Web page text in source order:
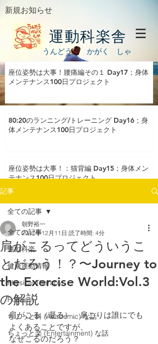
新規お知らせ
運動科楽舎
うんどう かがく しゃ
座位姿勢は大事！腰痛編その１ Day17；身体
メンテナンス100日プロジェクト
80:20のランニング/トレーニング Day16；身
体メンテナンス100日プロジェクト
座位姿勢は大事！：猫背編 Day15；身体メン
テナンス100日プロジェクト
記事
全ての記事
運動科楽
健康運動情報
Physical Therapy
Podcast
ちょっと科 (Academic) な話
ちょっと楽 (Entertainment) な話
全ての記事
肩がこるってどういうこ
とだろう！？〜Journey to
the Exercise World:Vol.3
の解説
朝野裕一
2017年12月11日 読了時間: 4分
肩がこる（凝る）、肩こりは誰にでも
よくあることですが、
なぜこるのだろう？